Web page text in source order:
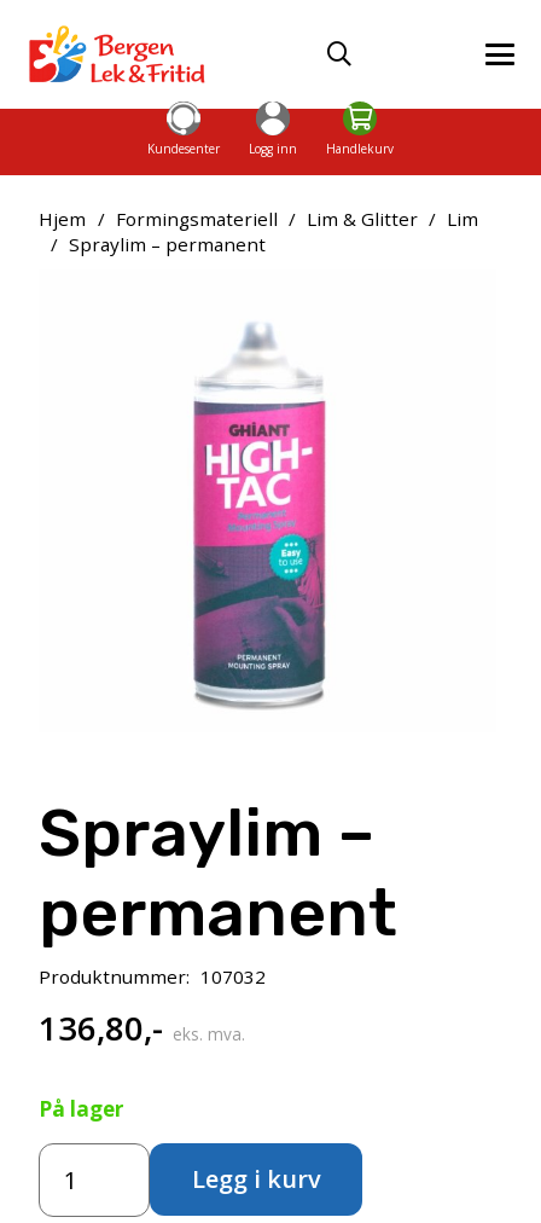
Kundesenter Logg inn Handlekurv
Hjem / Formingsmateriell / Lim & Glitter / Lim
/ Spraylim – permanent
Spraylim –
permanent
Produktnummer: 107032
136,80,- eks. mva.
På lager
Spraylim
permanent
Legg i kurv